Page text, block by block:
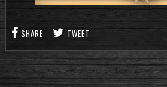
SHARE TWEET